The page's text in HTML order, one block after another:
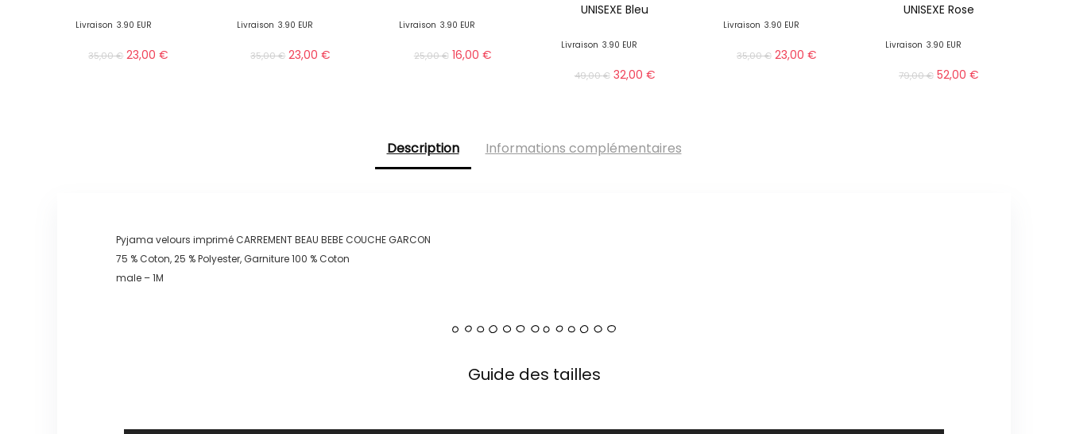
Livraison 3.90 EUR
35,00€ 23,00€
Livraison 3.90 EUR
35,00€ 23,00€
Livraison 3.90 EUR
25,00€ 16,00 €
UNISEXE Bleu
Livraison 3.90 EUR
49,00€ 32,00 €
Livraison 3.90 EUR
35,00€ 23,00€
UNISEXE Rose
Livraison 3.90 EUR
79,00€ 52,00 €
Description Informations complémentaires
Pyjama velours imprimé CARREMENT BEAU BEBE COUCHE GARCON
75 % Coton, 25 % Polyester, Garniture 100 % Coton
male – 1M
Guide des tailles